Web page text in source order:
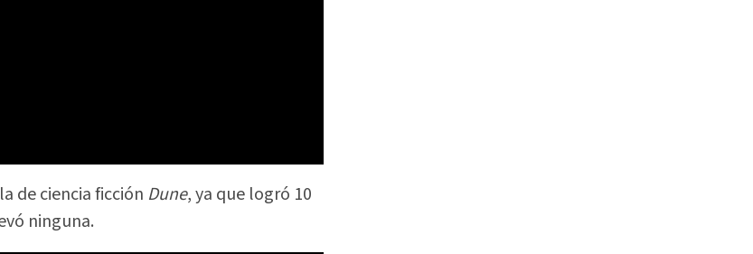
de ciencia ficción Dune, ya que logró 10
ninguna.